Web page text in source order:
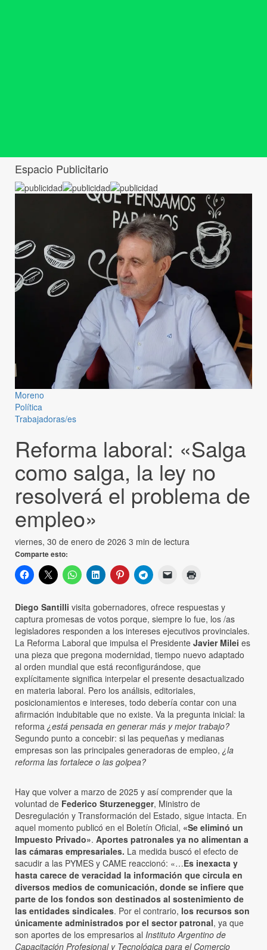
Espacio Publicitario
Moreno
Política
Trabajadoras/es
Reforma laboral: «Salga
como salga, la ley no
resolverá el problema de
empleo»
viernes, 30 de enero de 2026 3 min de lectura
Comparte esto:
Diego Santilli visita gobernadores, ofrece respuestas y
captura promesas de votos porque, siempre lo fue, los /as
legisladores responden a los intereses ejecutivos provinciales.
La Reforma Laboral que impulsa el Presidente Javier Milei es
una pieza que pregona modernidad, tiempo nuevo adaptado
al orden mundial que está reconfigurándose, que
explícitamente significa interpelar el presente desactualizado
en materia laboral. Pero los análisis, editoriales,
posicionamientos e intereses, todo debería contar con una
afirmación indubitable que no existe. Va la pregunta inicial: la
reforma ¿está pensada en generar más y mejor trabajo?
Segundo punto a concebir: si las pequeñas y medianas
empresas son las principales generadoras de empleo, ¿la
reforma las fortalece o las golpea?
Hay que volver a marzo de 2025 y así comprender que la
voluntad de Federico Sturzenegger, Ministro de
Desregulación y Transformación del Estado, sigue intacta. En
aquel momento publicó en el Boletín Oficial, «Se eliminó un
Impuesto Privado». Aportes patronales ya no alimentan a
las cámaras empresariales. La medida buscó el efecto de
sacudir a las PYMES y CAME reaccionó: «…Es inexacta y
hasta carece de veracidad la información que circula en
diversos medios de comunicación, donde se infiere que
parte de los fondos son destinados al sostenimiento de
las entidades sindicales. Por el contrario, los recursos son
únicamente administrados por el sector patronal, ya que
son aportes de los empresarios al Instituto Argentino de
Capacitación Profesional y Tecnológica para el Comercio